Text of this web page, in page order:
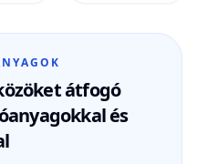
átfogó
és